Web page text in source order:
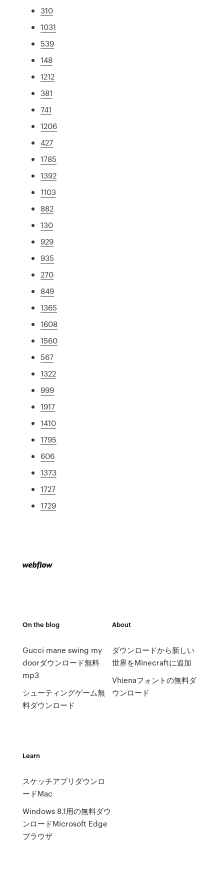
310
1031
539
148
1212
381
741
1206
427
1785
1392
1103
882
130
929
935
270
849
1365
1608
1560
567
1322
999
1917
1410
1795
606
1373
1727
1729
On the blog
Gucci mane swing my
doorダウンロード無料
mp3
シューティングゲーム無
料ダウンロード
About
ダウンロードから新しい
世界をMinecraftに追加
Vhienaフォントの無料ダ
ウンロード
Learn
スケッチアプリダウンロ
ードMac
Windows 8.1用の無料ダウ
ンロードMicrosoft Edge
ブラウザ